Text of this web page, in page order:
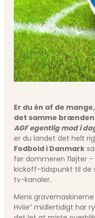
Er du én af de
det samme
AGF egentlig mod i
er du landet det helt
Fodbold i Danmark
før dommeren fløjter
kickoff-tidspunkt til de
tv-kanaler.
Mens gravemaskinerne
Hviie” midlertidigt har